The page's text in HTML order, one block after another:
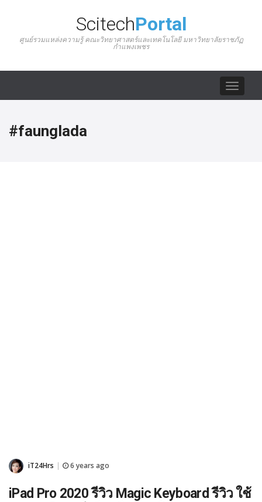
ScitechPortal
ศูนย์รวมแหล่งความรู้ คณะวิทยาศาสตร์และเทคโนโลยี มหาวิทยาลัยราชภัฏ
กำแพงเพชร
Toggle
#faunglada
iT24Hrs 6 years ago
iPad Pro 2020 รีวิว Magic Keyboard รีวิว ใช้